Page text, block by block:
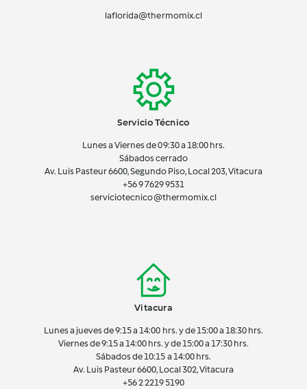
laflorida@thermomix.cl
Servicio Técnico
Lunes a Viernes de 09:30 a 18:00 hrs.
Sábados cerrado
Av. Luis Pasteur 6600, Segundo Piso, Local 203, Vitacura
+56 9 7629 9531
serviciotecnico@thermomix.cl
Vitacura
Lunes a jueves de 9:15 a 14:00 hrs. y de 15:00 a 18:30 hrs.
Viernes de 9:15 a 14:00 hrs. y de 15:00 a 17:30 hrs.
Sábados de 10:15 a 14:00 hrs.
Av. Luis Pasteur 6600, Local 302, Vitacura
+56 2 2219 5190